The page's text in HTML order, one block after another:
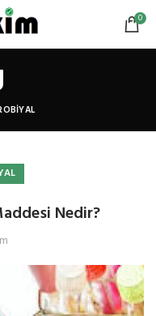
0
Nedir?